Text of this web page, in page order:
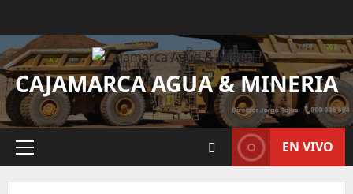
CAJAMARCA AGUA & MINERIA
EN VIVO